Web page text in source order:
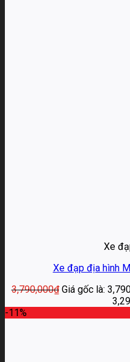
Xe
Xe đạp địa hình
3,790,000₫ Giá gốc là:
-11%